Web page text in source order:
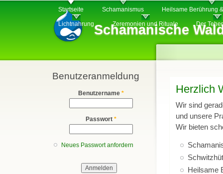
Schamanische
Hauptmenü
Startseite Schamanismus Heilsame Berührung
Lichtnahrung Zeremonien und Rituale Der
Benutzeranmeldung
Benutzername *
Passwort *
Neues Passwort anfordern
Herzlich
Wir sind
und unsere
Wir bieten
Heilsame